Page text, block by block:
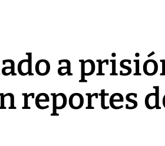
a
reportes